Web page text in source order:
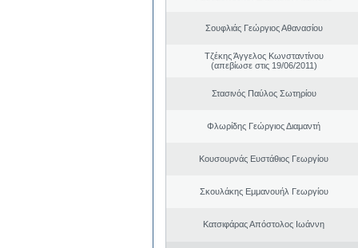
Σουφλιάς Γεώργιος Αθανασίου
Τζέκης Άγγελος Κωνσταντίνου
(απεβίωσε στις 19/06/2011)
Στασινός Παύλος Σωτηρίου
Φλωρίδης Γεώργιος Διαμαντή
Κουσουρνάς Ευστάθιος Γεωργίου
Σκουλάκης Εμμανουήλ Γεωργίου
Κατσιφάρας Απόστολος Ιωάννη